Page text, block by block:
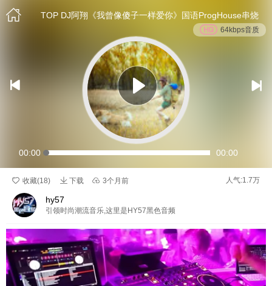
 TOP DJ阿翔《我曾像傻子一样爱你》国语ProgHouse串烧
64kbps音质
 
00:00 00:00
 收藏(18)  下载  3个月前 人气:1.7万
hy57
引领时尚潮流音乐,这里是HY57黑色音频